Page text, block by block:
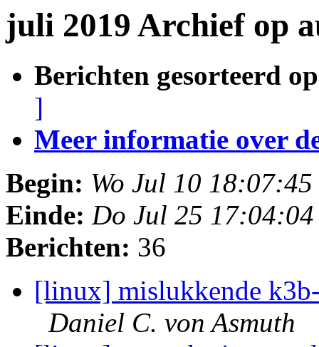
juli 2019 Archief op
Berichten gesorteerd
]
Meer informatie over
Begin: Wo Jul 10
Einde: Do Jul 25 17:04:04
Berichten: 36
[linux] mislukkende
Daniel C. von Asmuth